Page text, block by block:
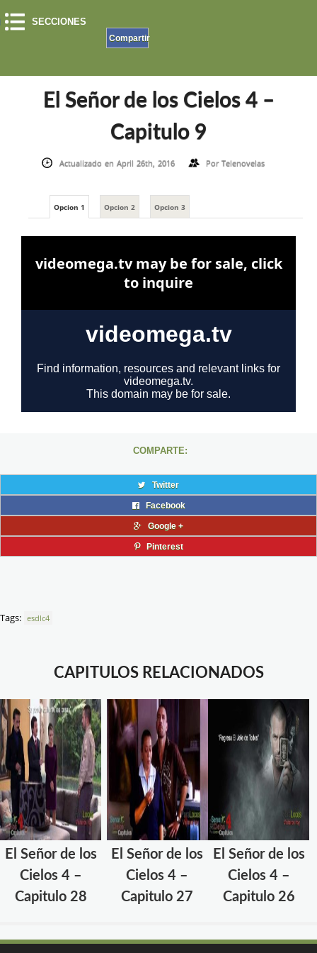
SECCIONES
Compartir
EL SEÑOR DE LOS CIELOS»EL SEÑOR DE LOS CIELOS 4
El Señor de los Cielos 4 –
Capitulo 9
Actualizado en April 26th, 2016 PorTelenovelas
Opcion 1 Opcion 2 Opcion 3
COMPARTE:
Twitter
Facebook
Google +
Pinterest
Tags: esdlc4
CAPITULOS RELACIONADOS
El Señor de los
Cielos 4 –
Capitulo 28
El Señor de los
Cielos 4 –
Capitulo 27
El Señor de los
Cielos 4 –
Capitulo 26